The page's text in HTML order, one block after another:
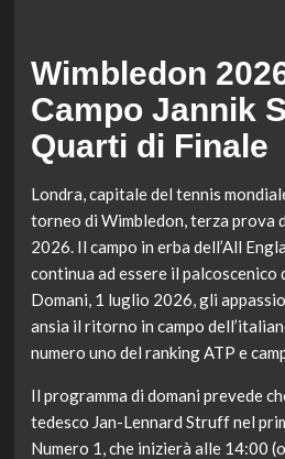
Wimbledon
Campo Jannik
Quarti di Finale
Londra, capitale del tennis
torneo di Wimbledon, terza prova
2026. Il campo in erba dell’All
continua ad essere il palcoscenico
Domani, 1 luglio 2026, gli
ansia il ritorno in campo
numero uno del ranking ATP e
Il programma di domani prevede
tedesco Jan-Lennard Struff nel
Numero 1, che inizierà alle 14:00